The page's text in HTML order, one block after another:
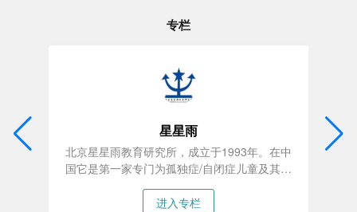
专栏
星星雨
北京星星雨教育研究所，成立于1993年。在中
国它是第一家专门为孤独症/自闭症儿童及其家
庭提供服务的教育机构。
进入专栏